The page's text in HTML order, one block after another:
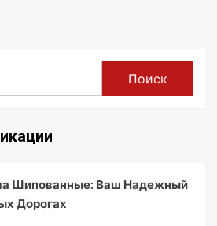
Поиск
Шипованные: Ваш Надежный
Дорогах